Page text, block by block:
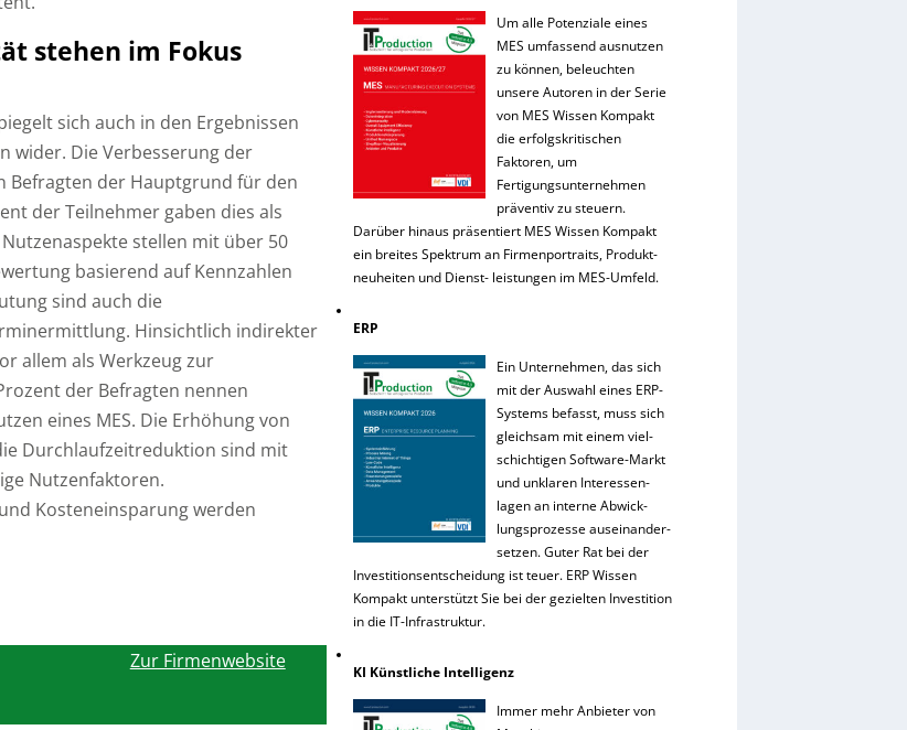
stehen im Fokus
sich auch in den Ergebnissen
wider. Die Verbesserung der
Befragten der Hauptgrund für den
der Teilnehmer gaben dies als
stellen mit über 50
basierend auf Kennzahlen
sind auch die
Hinsichtlich indirekter
allem als Werkzeug zur
der Befragten nennen
eines MES. Die Erhöhung von
Durchlaufzeitreduktion sind mit
Nutzenfaktoren.
Kosteneinsparung werden
Zur Firmenwebsite
Um alle Potenziale eines
MES umfassend ausnutzen
zu können, beleuchten
unsere Autoren in der Serie
von MES Wissen Kompakt
die erfolgskritischen
Faktoren, um
Fertigungsunternehmen
präventiv zu steuern.
Darüber hinaus präsentiert MES Wissen Kompakt
ein breites Spektrum an Firmenportraits, Produkt-
neuheiten und Dienst- leistungen im MES-Umfeld.
ERP
Ein Unternehmen, das sich
mit der Auswahl eines ERP-
Systems befasst, muss sich
gleichsam mit einem viel-
schichtigen Software-Markt
und unklaren Interessen-
lagen an interne Abwick-
lungsprozesse auseinander-
setzen. Guter Rat bei der
Investitionsentscheidung ist teuer. ERP Wissen
Kompakt unterstützt Sie bei der gezielten Investition
in die IT-Infrastruktur.
KI Künstliche Intelligenz
Immer mehr Anbieter von